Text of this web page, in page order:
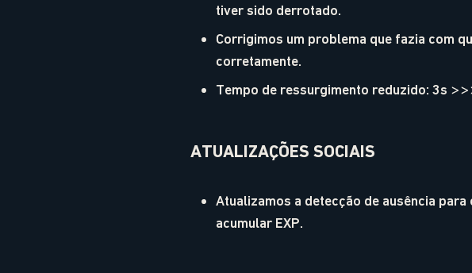
tiver sido derrotado.
Corrigimos um problema que fazia com
corretamente.
Tempo de ressurgimento reduzido: 3s
ATUALIZAÇÕES SOCIAIS
Atualizamos a detecção de ausência
acumular EXP.